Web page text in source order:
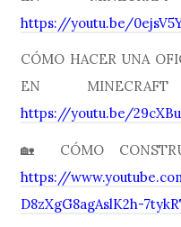
https://youtu.be/
CÓMO HACER UNA
EN
https://youtu.be/
🏡 CÓMO
https://
D8zXgG8agAslK2h-